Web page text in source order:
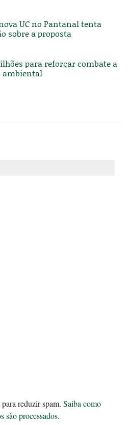
UC no Pantanal tenta
sobre a proposta
para reforçar combate a
ambiental
reduzir spam. Saiba como
são processados.